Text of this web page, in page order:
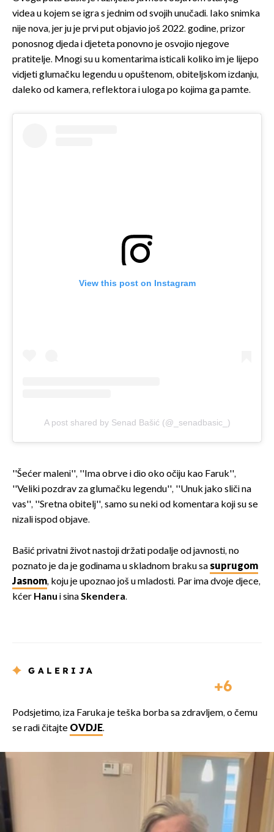
videa u kojem se igra s jednim od svojih unučadi. Iako snimka
nije nova, jer ju je prvi put objavio još 2022. godine, prizor
ponosnog djeda i djeteta ponovno je osvojio njegove
pratitelje. Mnogi su u komentarima isticali koliko im je lijepo
vidjeti glumačku legendu u opuštenom, obiteljskom izdanju,
daleko od kamera, reflektora i uloga po kojima ga pamte.
View this post on Instagram
A post shared by Senad Bašić (@_senadbasic_)
''Šećer maleni'', ''Ima obrve i dio oko očiju kao Faruk'',
''Veliki pozdrav za glumačku legendu'', ''Unuk jako sliči na
vas'', ''Sretna obitelj'', samo su neki od komentara koji su se
nizali ispod objave.
Bašić privatni život nastoji držati podalje od javnosti, no
poznato je da je godinama u skladnom braku sasuprugom
Jasnom, koju je upoznao još u mladosti. Par ima dvoje djece,
kćer Hanu i sinaSkendera.
GALERIJA
6
Podsjetimo, iza Faruka je teška borba sa zdravljem, o čemu
se radi čitajte OVDJE.